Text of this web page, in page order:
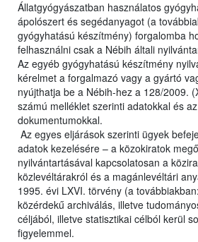
Állatgyógyászatban használatos
ápolószert és segédanyagot (a
gyógyhatású készítmény) forgalomba
felhasználni csak a Nébih általi
Az egyéb gyógyhatású készítmény
kérelmet a forgalmazó vagy a gyártó
nyújthatja be a Nébih-hez a 128/2009.
számú melléklet szerinti adatokkal és
dokumentumokkal.
Az egyes eljárások szerinti ügyek
adatok kezelésére – a közokiratok
nyilvántartásával kapcsolatosan a
közlevéltárakról és a magánlevéltári
1995. évi LXVI. törvény (a
közérdekű archiválás, illetve
céljából, illetve statisztikai célból kerül
figyelemmel.